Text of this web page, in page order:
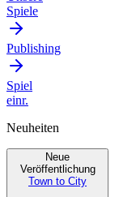
Spiele
Publishing
Spiel
einr.
Neuheiten
Neue
Veröffentlichung
Town to City